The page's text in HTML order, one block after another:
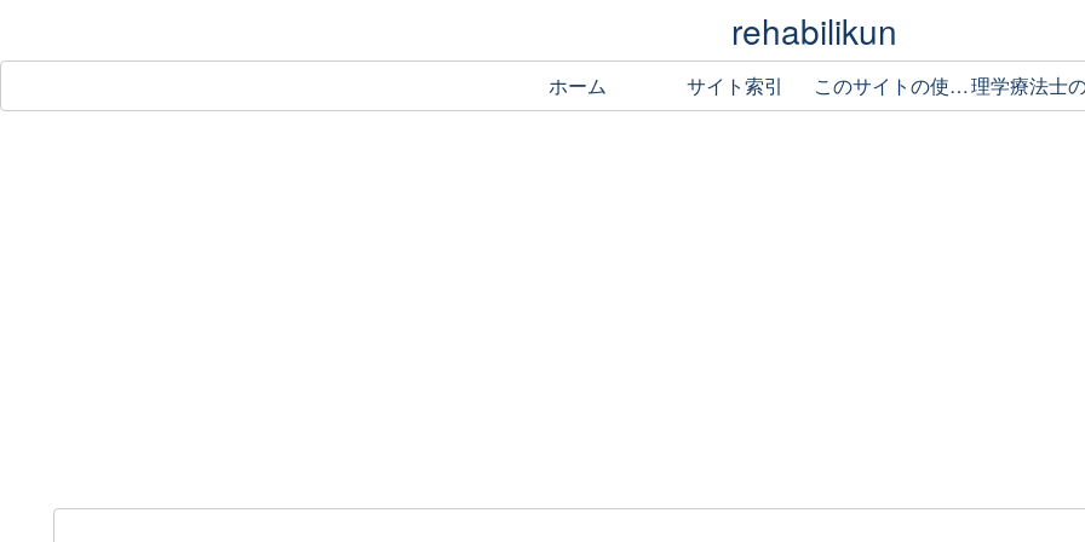
rehabilikun
ホーム サイト索引 このサイトの使い方